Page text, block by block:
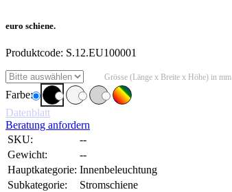
euro schiene.
Produktcode: S.12.EU100001
Grösse (Länge x Breite x Höhe) in mm
Farbe:
Datenblatt
Beratung anfordern
SKU:
--
Gewicht:
--
Hauptkategorie: Innenbeleuchtung
Subkategorie:
Stromschiene